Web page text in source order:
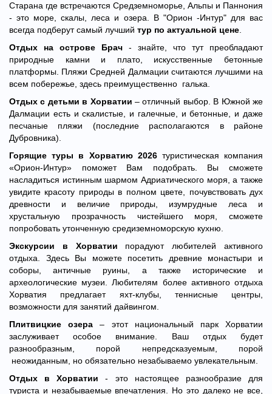
Старана где встречаются Средземноморье, Альпы и Паннония
- это море, скалы, леса и озера. В "Орион -Интур" для вас
всегда подберут самый лучший тур по актуальной цене.
Отдых на острове Брач - знайте, что тут преобладают
природные камни и плато, искусственные бетонные
платформы. Пляжи Средней Далмации считаются лучшими на
всем побережье, здесь преимущественно галька.
Отдых с детьми в Хорватии – отличный выбор. В Южной же
Далмации есть и скалистые, и галечные, и бетонные, и даже
песчаные пляжи (последние располагаются в районе
Дубровника).
Горящие туры в Хорватию 2026туристическая компания
«Орион-Интур» поможет Вам подобрать. Вы сможете
насладиться истинным шармом Адриатического моря, а также
увидите красоту природы в полном цвете, почувствовать дух
древности и величие природы, изумрудные леса и
хрустальную прозрачность чистейшего моря, сможете
попробовать утонченную средиземноморскую кухню.
Экскурсии в Хорватии порадуют любителей активного
отдыха. Здесь Вы можете посетить древние монастыри и
соборы, античные руины, а также исторические и
археологические музеи. Любителям более активного отдыха
Хорватия предлагает яхт-клубы, теннисные центры,
возможности для занятий дайвингом.
Плитвицкие озера – этот национальный парк Хорватии
заслуживает особое внимание. Ваш отдых будет
разнообразным, порой непредсказуемым, порой
неожиданным, но обязательно незабываемо увлекательным.
Отдых в Хорватии- это настоящее разнообразие для
туриста и незабываемые впечатления. Но это далеко не все,